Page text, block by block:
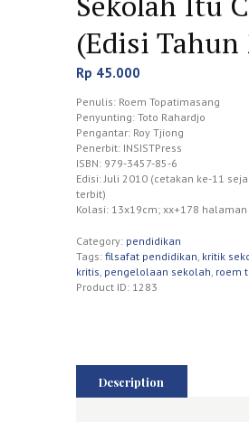
(Edisi Tahun
Rp 45.000
Penulis: Roem Topatimasang
Penyunting: Toto Rahardjo
Pengantar: Roy Tjiong
Penerbit: INSISTPress
ISBN: 979-3457-85-6
Edisi: Juli 2010 (cetakan ke-11
terbit)
Kolasi: 13x19cm; xx+178 halaman
Category: pendidikan
Tags: filsafat pendidikan, kritik
kritis, pengelolaan sekolah, roem
Product ID: 1283
Description